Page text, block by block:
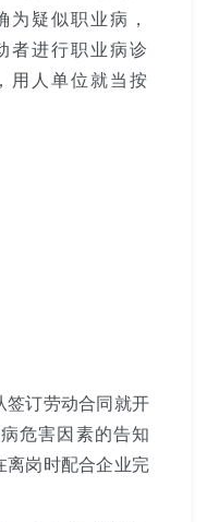
为疑似职业病，
者进行职业病诊
用人单位就当按
签订劳动合同就开
危害因素的告知
离岗时配合企业完